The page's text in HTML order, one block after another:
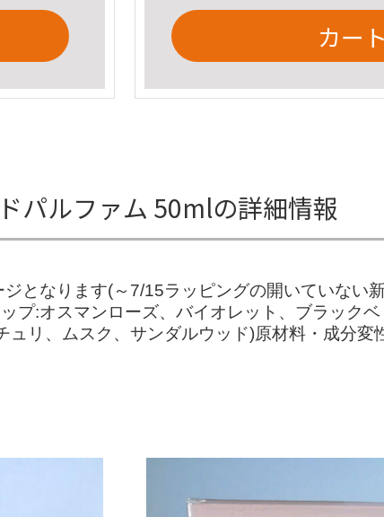
カー
パルファム 50mlの詳細情報
となります(～7/15ラッピングの開いていない
プ:オスマンローズ、バイオレット、ブラック
リ、ムスク、サンダルウッド)原材料・成分変